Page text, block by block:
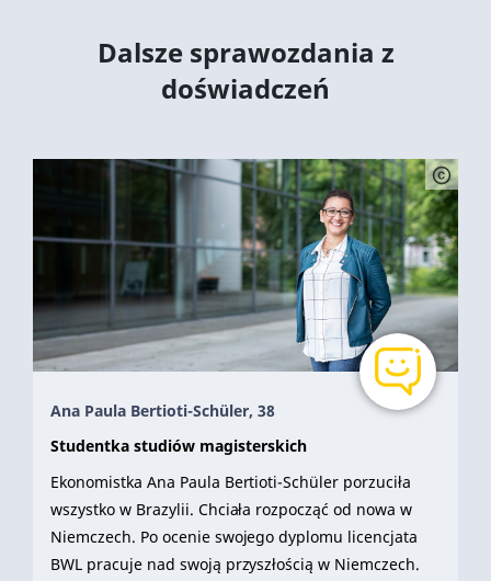
Dalsze sprawozdania z
doświadczeń
Ana Paula Bertioti-Schüler, 38
Studentka studiów magisterskich
Ekonomistka Ana Paula Bertioti-Schüler porzuciła
wszystko w Brazylii. Chciała rozpocząć od nowa w
Niemczech. Po ocenie swojego dyplomu licencjata
BWL pracuje nad swoją przyszłością w Niemczech.